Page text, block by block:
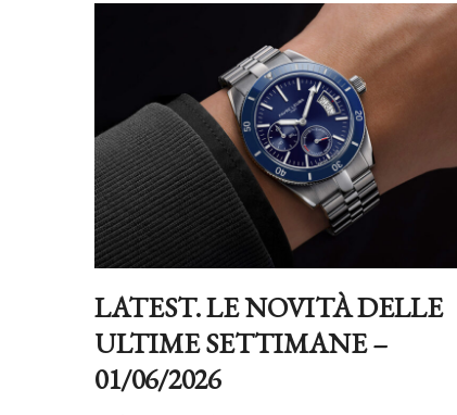
LATEST. LE NOVITÀ DELLE
ULTIME SETTIMANE –
01/06/2026